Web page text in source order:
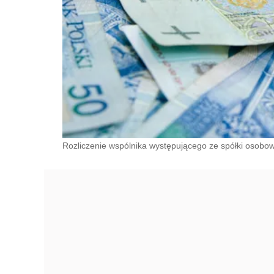
Rozliczenie wspólnika występującego ze spółki